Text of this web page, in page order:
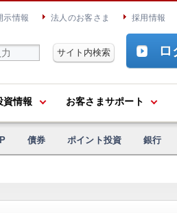
示情報 法人のお客さま 採用情報
ロ
資情報 お客さまサポート
債券 ポイント投資 銀行